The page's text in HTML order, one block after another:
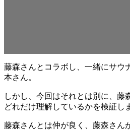
藤森さんとコラボし、一緒にサウ
本さん。
しかし、今回はそれとは別に、藤
どれだけ理解しているかを検証し
藤森さんとは仲が良く、藤森さん